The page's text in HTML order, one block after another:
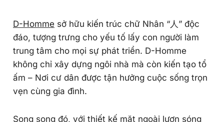
D-Homme sở hữu kiến trúc chữ Nhân “人” độc
đáo, tượng trưng cho yếu tố lấy con người làm
trung tâm cho mọi sự phát triển. D-Homme
không chỉ xây dựng ngôi nhà mà còn kiến tạo tổ
ấm – Nơi cư dân được tận hưởng cuộc sống trọn
vẹn cùng gia đình.
Song song đó, với thiết kế mặt ngoài lượn sóng